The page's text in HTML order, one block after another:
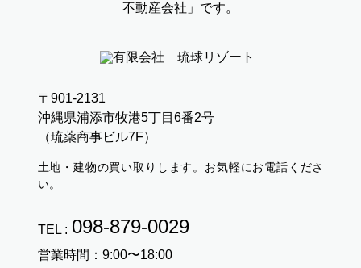
不動産会社」です。
〒901-2131
沖縄県浦添市牧港5丁目6番2号
（琉薬商事ビル7F）
土地・建物の買い取りします。お気軽にお電話くださ
い。
TEL : 098-879-0029
営業時間：9:00〜18:00